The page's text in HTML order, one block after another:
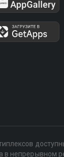
в непрерывном